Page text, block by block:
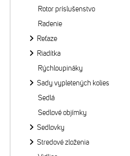
Rotor príslušenstvo
Radenie
Reťaze
Riadítka
Rýchloupináky
Sady vypletených kolies
Sedlá
Sedlové objímky
Sedlovky
Stredové zloženia